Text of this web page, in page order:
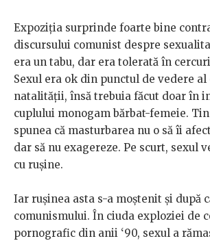
Expoziția surprinde foarte bine
discursului comunist despre
era un tabu, dar era tolerată în
Sexul era ok din punctul de vedere
natalității, însă trebuia făcut doar în
cuplului monogam bărbat-femeie.
spunea că masturbarea nu o să îi
dar să nu exagereze. Pe scurt, sexul
cu rușine.
Iar rușinea asta s-a moștenit și după
comunismului. În ciuda exploziei de
pornografic din anii ‘90, sexul a